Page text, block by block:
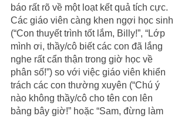
báo rất rõ về một loạt kết quả tích cực.
Các giáo viên càng khen ngợi học sinh
(“Con thuyết trình tốt lắm, Billy!”, “Lớp
mình ơi, thầy/cô biết các con đã lắng
nghe rất cẩn thận trong giờ học về
phân số!”) so với việc giáo viên khiển
trách các con thường xuyên (“Chú ý
nào không thầy/cô cho tên con lên
bảng bây giờ!” hoặc “Sam, đừng làm